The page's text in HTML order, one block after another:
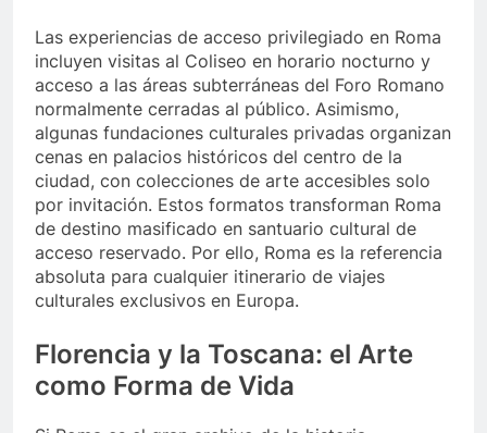
Las experiencias de acceso privilegiado en Roma
incluyen visitas al Coliseo en horario nocturno y
acceso a las áreas subterráneas del Foro Romano
normalmente cerradas al público. Asimismo,
algunas fundaciones culturales privadas organizan
cenas en palacios históricos del centro de la
ciudad, con colecciones de arte accesibles solo
por invitación. Estos formatos transforman Roma
de destino masificado en santuario cultural de
acceso reservado. Por ello, Roma es la referencia
absoluta para cualquier itinerario de viajes
culturales exclusivos en Europa.
Florencia y la Toscana: el Arte
como Forma de Vida